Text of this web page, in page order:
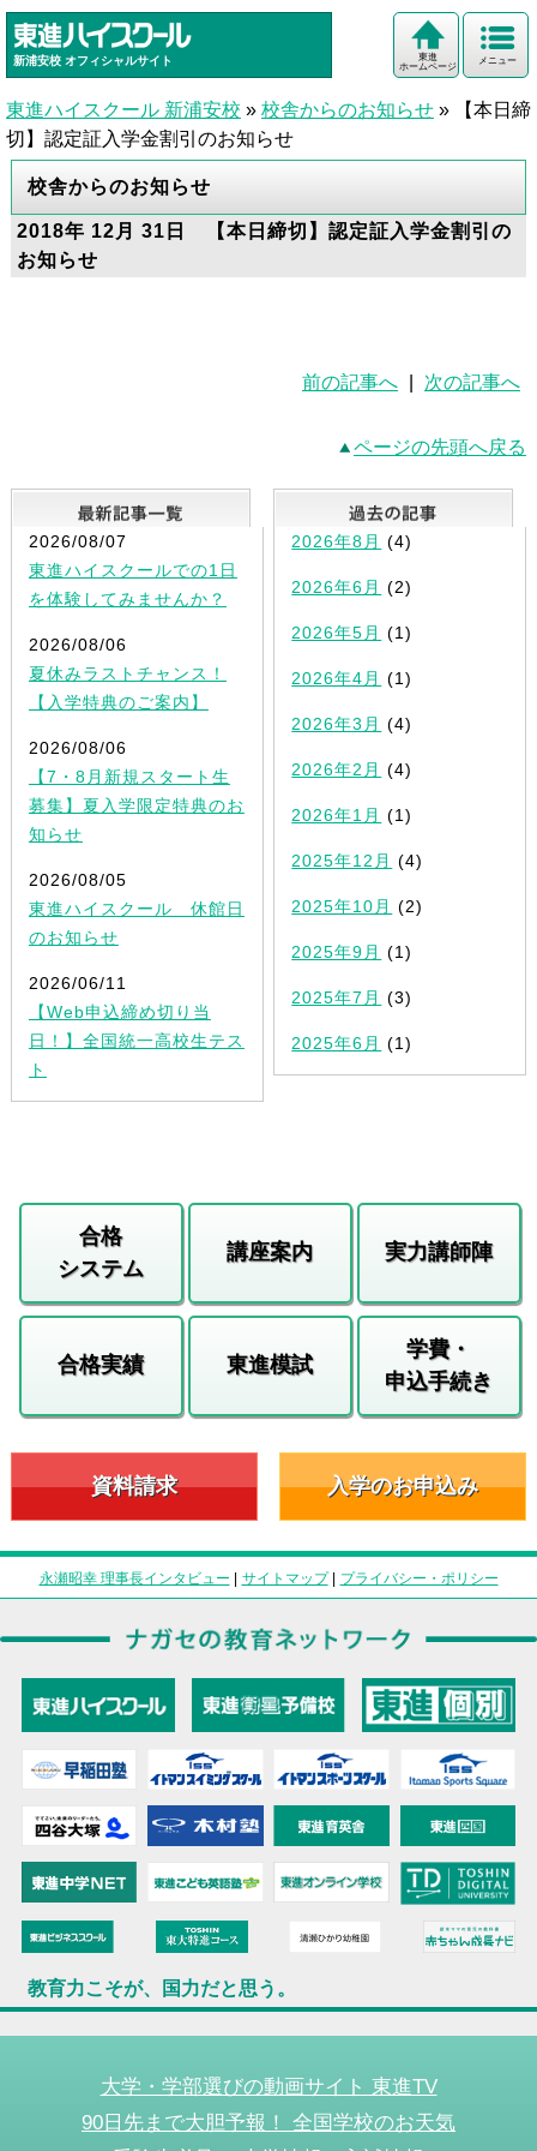
新浦安校 オフィシャルサイト メニュー
東進
ホームページ
東進ハイスクール 新浦安校 » 校舎からのお知らせ »
【本日締
切】認定証入学金割引のお知らせ
校舎からのお知らせ
2018年 12月 31日 【本日締切】認定証入学金割引の
お知らせ
前の記事へ 次の記事へ
ページの先頭へ戻る
最新記事一覧
2026/08/07
東進ハイスクールでの1日
を体験してみませんか？
2026/08/06
夏休みラストチャンス！
【入学特典のご案内】
2026/08/06
【7・8月新規スタート生
募集】夏入学限定特典のお
知らせ
2026/08/05
東進ハイスクール 休館日
のお知らせ
2026/06/11
【Web申込締め切り当
日！】全国統一高校生テス
ト
2026年8月 (4)
2026年6月 (2)
2026年5月 (1)
2026年4月 (1)
2026年3月 (4)
2026年2月 (4)
2026年1月 (1)
2025年12月 (4)
2025年10月 (2)
2025年9月 (1)
2025年7月 (3)
2025年6月 (1)
合格
システム
講座案内 実力講師陣
合格実績 東進模試
学費・
申込手続き
資料請求 入学のお申込み
永瀬昭幸 理事長インタビュー | サイトマップ| プライバシー・ポリシー
教育力こそが、国力だと思う。
大学・学部選びの動画サイト 東進TV
90日先まで大胆予報！ 全国学校のお天気